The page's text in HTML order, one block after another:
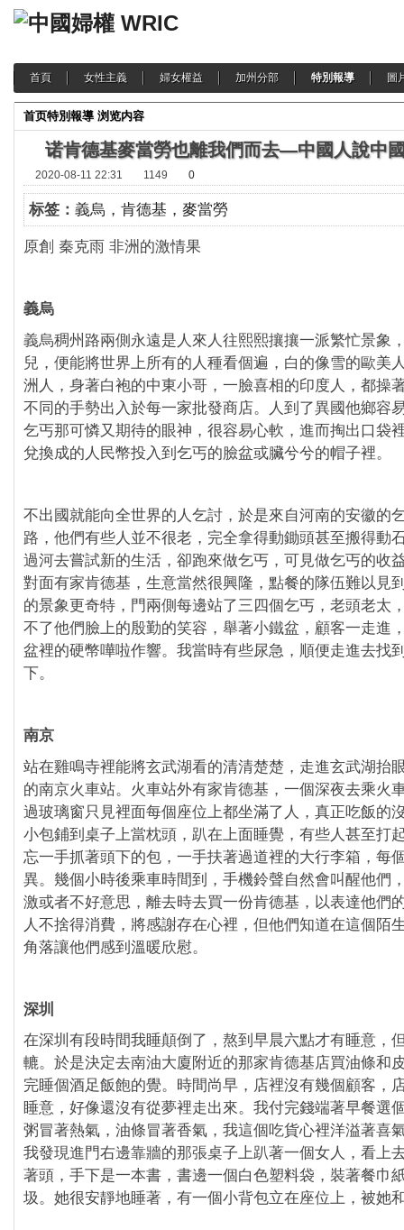
首頁 女性主義 婦女權益 加州分部 特別報導 圖
首页特別報導 浏览内容
诺肯德基麥當勞也離我們而去—中國人說中
2020-08-11 22:31 1149 0
标签： 義烏，肯德基，麥當勞
原創 秦克雨 非洲的激情果
義烏
義烏稠州路兩側永遠是人來人往熙熙攘攘一派繁忙景象
兒，便能將世界上所有的人種看個遍，白的像雪的歐美
洲人，身著白袍的中東小哥，一臉喜相的印度人，都操
不同的手勢出入於每一家批發商店。人到了異國他鄉容
乞丐那可憐又期待的眼神，很容易心軟，進而掏出口袋
兌換成的人民幣投入到乞丐的臉盆或臟兮兮的帽子裡。
不出國就能向全世界的人乞討，於是來自河南的安徽的
路，他們有些人並不很老，完全拿得動鋤頭甚至搬得動
過河去嘗試新的生活，卻跑來做乞丐，可見做乞丐的收
對面有家肯德基，生意當然很興隆，點餐的隊伍難以見
的景象更奇特，門兩側每邊站了三四個乞丐，老頭老太
不了他們臉上的殷勤的笑容，舉著小鐵盆，顧客一走進
盆裡的硬幣嘩啦作響。我當時有些尿急，順便走進去找
下。
南京
站在雞鳴寺裡能將玄武湖看的清清楚楚，走進玄武湖抬
的南京火車站。火車站外有家肯德基，一個深夜去乘火
過玻璃窗只見裡面每個座位上都坐滿了人，真正吃飯的
小包鋪到桌子上當枕頭，趴在上面睡覺，有些人甚至打
忘一手抓著頭下的包，一手扶著過道裡的大行李箱，每
異。幾個小時後乘車時間到，手機鈴聲自然會叫醒他們
激或者不好意思，離去時去買一份肯德基，以表達他們
人不捨得消費，將感謝存在心裡，但他們知道在這個陌
角落讓他們感到溫暖欣慰。
深圳
在深圳有段時間我睡顛倒了，熬到早晨六點才有睡意，
轆。於是決定去南油大廈附近的那家肯德基店買油條和
完睡個酒足飯飽的覺。時間尚早，店裡沒有幾個顧客，
睡意，好像還沒有從夢裡走出來。我付完錢端著早餐選
粥冒著熱氣，油條冒著香氣，我這個吃貨心裡洋溢著喜
我發現進門右邊靠牆的那張桌子上趴著一個女人，看上
著頭，手下是一本書，書邊一個白色塑料袋，裝著餐巾
圾。她很安靜地睡著，有一個小背包立在座位上，被她